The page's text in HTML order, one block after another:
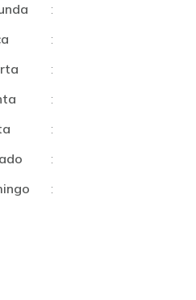
:
:
:
:
:
:
: